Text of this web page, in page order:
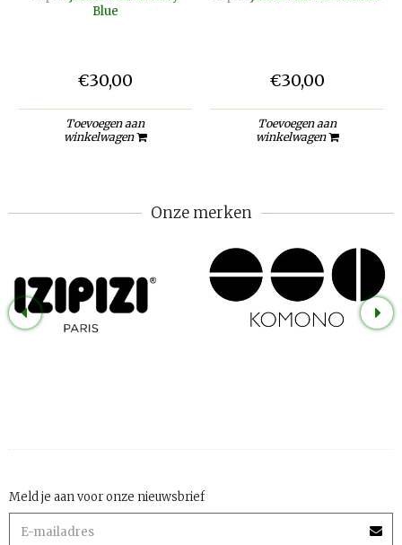
Blue
€30,00
Toevoegen aan
winkelwagen
€30,00
Toevoegen aan
winkelwagen
Onze merken
Meld je aan voor onze nieuwsbrief